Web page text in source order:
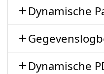
Dynamische
Dynamische